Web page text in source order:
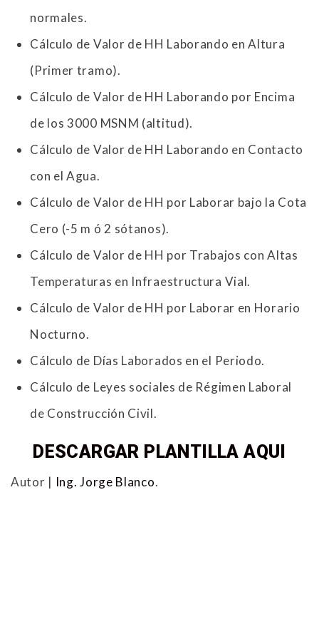
normales.
Cálculo de Valor de HH Laborando en Altura
(Primer tramo).
Cálculo de Valor de HH Laborando por Encima
de los 3000 MSNM (altitud).
Cálculo de Valor de HH Laborando en Contacto
con el Agua.
Cálculo de Valor de HH por Laborar bajo la Cota
Cero (-5 m ó 2 sótanos).
Cálculo de Valor de HH por Trabajos con Altas
Temperaturas en Infraestructura Vial.
Cálculo de Valor de HH por Laborar en Horario
Nocturno.
Cálculo de Días Laborados en el Periodo.
Cálculo de Leyes sociales de Régimen Laboral
de Construcción Civil.
DESCARGAR PLANTILLA AQUI
Autor | Ing. Jorge Blanco.